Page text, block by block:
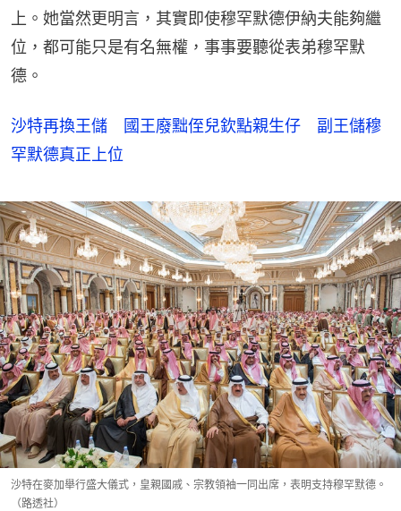
上。她當然更明言，其實即使穆罕默德伊納夫能夠繼
位，都可能只是有名無權，事事要聽從表弟穆罕默
德。
沙特再換王儲 國王廢黜侄兒欽點親生仔 副王儲穆
罕默德真正上位
沙特在麥加舉行盛大儀式，皇親國戚、宗教領袖一同出席，表明支持穆罕默德。
（路透社）